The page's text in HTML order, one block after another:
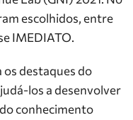
escolhidos, entre
IMEDIATO.
destaques do
los a desenvolver
conhecimento